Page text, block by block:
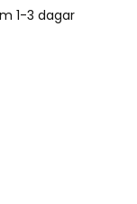
1-3 dagar